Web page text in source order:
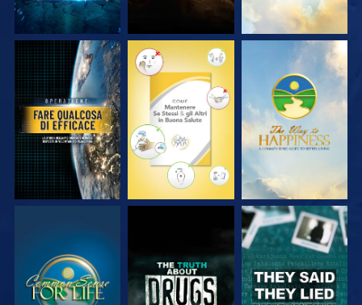
GUARDA GUARDA GUARDA
GUARDA GUARDA GUARDA